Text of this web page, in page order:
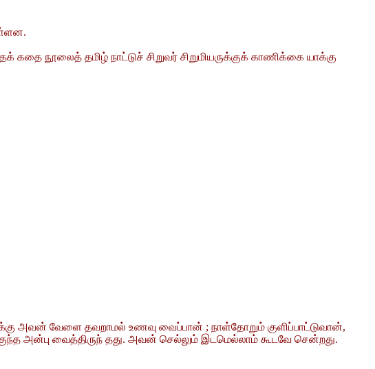
நூலைத் தமிழ் நாட்டுச் சிறுவர் சிறுமியருக்குக் காணிக்கை யாக்கு
அவன் வேளை தவறாமல் உணவு வைப்பான் ; நாள்தோறும் குளிப்பாட்டுவான்,
அன்பு வைத்திருந் தது. அவன் செல்லும் இடமெல்லாம் கூடவே சென்றது.